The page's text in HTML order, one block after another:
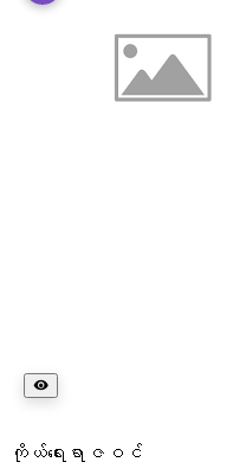
ကိုယ်ရေးရာဇဝင်